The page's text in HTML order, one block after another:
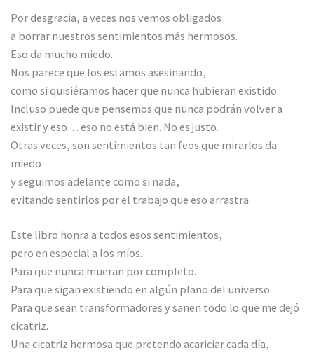
Por desgracia, a veces nos vemos obligados
a borrar nuestros sentimientos más hermosos.
Eso da mucho miedo.
Nos parece que los estamos asesinando,
como si quisiéramos hacer que nunca hubieran existido.
Incluso puede que pensemos que nunca podrán volver a
existir y eso… eso no está bien. No es justo.
Otras veces, son sentimientos tan feos que mirarlos da
miedo
y seguimos adelante como si nada,
evitando sentirlos por el trabajo que eso arrastra.
Este libro honra a todos esos sentimientos,
pero en especial a los míos.
Para que nunca mueran por completo.
Para que sigan existiendo en algún plano del universo.
Para que sean transformadores y sanen todo lo que me dejó
cicatriz.
Una cicatriz hermosa que pretendo acariciar cada día,